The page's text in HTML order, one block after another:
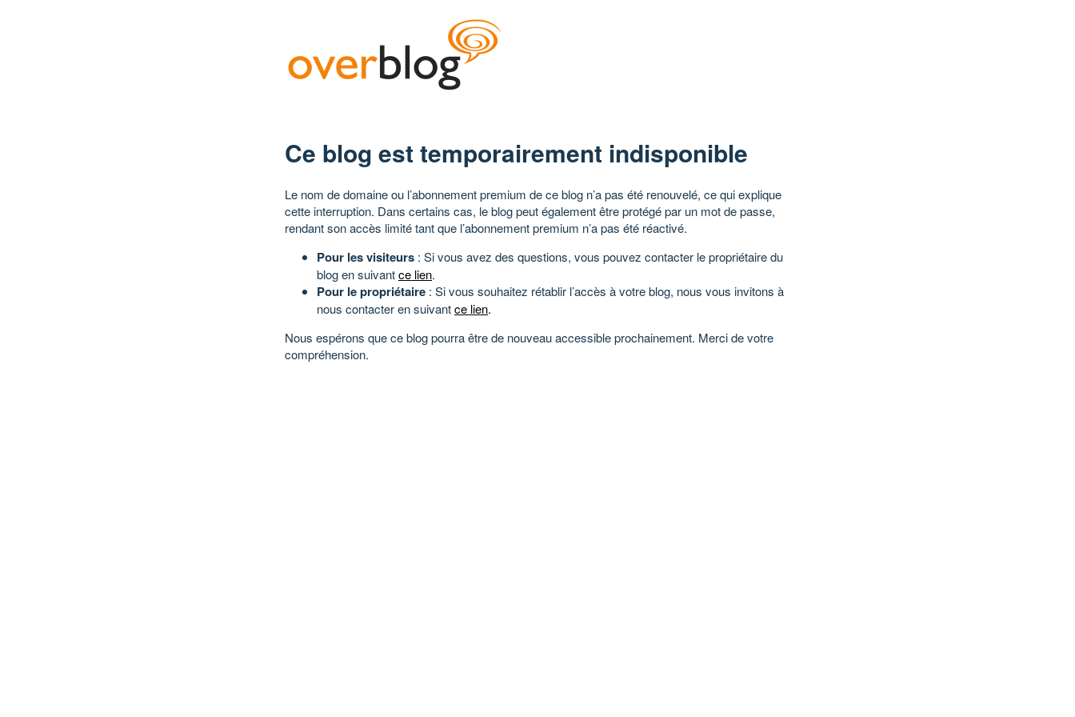
Ce blog est temporairement indisponible
Le nom de domaine ou l’abonnement premium de ce blog n’a pas été renouvelé, ce qui explique
cette interruption. Dans certains cas, le blog peut également être protégé par un mot de passe,
rendant son accès limité tant que l’abonnement premium n’a pas été réactivé.
Pour les visiteurs : Si vous avez des questions, vous pouvez contacter le propriétaire du
blog en suivantce lien.
Pour le propriétaire : Si vous souhaitez rétablir l’accès à votre blog, nous vous invitons à
nous contacter en suivantce lien.
Nous espérons que ce blog pourra être de nouveau accessible prochainement. Merci de votre
compréhension.